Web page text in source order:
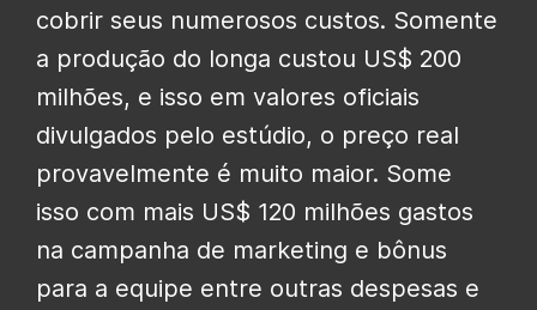
cobrir seus numerosos custos. Somente
a produção do longa custou US$ 200
milhões, e isso em valores oficiais
divulgados pelo estúdio, o preço real
provavelmente é muito maior. Some
isso com mais US$ 120 milhões gastos
na campanha de marketing e bônus
para a equipe entre outras despesas e